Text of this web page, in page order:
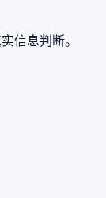
信息判断。